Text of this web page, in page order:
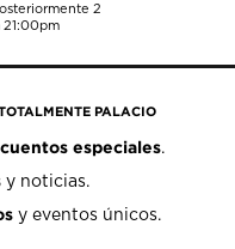
2
21:00pm
PALACIO
especiales.
y noticias.
y eventos únicos.